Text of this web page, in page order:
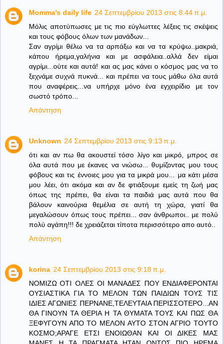
Momma's daily life 24 Σεπτεμβρίου 2013 στις 8:44 π.μ.
Μόλις αποτύπωσες με τις πιο εύγλωττες λέξεις τις σκέψεις
και τους φόβους όλων των μανάδων...
Σαν αγρίμι θέλω να τα αρπάξω και να τα κρύψω..μακριά,
κάπου ήρεμα,γαλήνια και με ασφάλεια..αλλά δεν είμαι
αγρίμι...ούτε και αυτά! και ας μας κάνει ο κόσμος μας να το
ξεχνάμε συχνά πυκνά... και πρέπει να τους μάθω όλα αυτά
που αναφέρεις...να υπήρχε μόνο ένα εγχειρίδιο με τον
σωστό τρόπο...
Απάντηση
Unknown 24 Σεπτεμβρίου 2013 στις 9:13 π.μ.
ότι και αν πω θα ακουστεί τόσο λίγο και μικρό, μπρος σε
όλα αυτά που με έκανες να νιώσω... θυμίζοντας μου τους
φόβους και τις έννοιες μου για τα μικρά μου... μα κάτι μέσα
μου λέει, ότι ακόμα και αν δε φτιάξουμε εμείς τη ζωή μας
όπως της πρέπει, θα είναι τα παιδιά μας αυτά που θα
βάλουν καινούρια θεμέλια σε αυτή τη χώρα, γιατί θα
μεγαλώσουν όπως τους πρέπει... σαν άνθρωποι.. με πολύ
πολύ αγάπη!!! δε χρειάζεται τίποτα περισσότερο απο αυτό..
Απάντηση
korina 24 Σεπτεμβρίου 2013 στις 9:18 π.μ.
ΝΟΜΙΖΩ ΟΤΙ ΟΛΕΣ ΟΙ ΜΑΝΑΔΕΣ ΠΟΥ ΕΝΔΙΑΦΕΡΟΝΤΑΙ
ΟΥΣΙΑΣΤΙΚΑ ΓΙΑ ΤΟ ΜΕΛΟΝ ΤΩΝ ΠΑΙΔΙΩΝ ΤΟΥΣ ΤΙΣ
ΙΔΙΕΣ ΑΓΩΝΙΕΣ ΠΕΡΝΑΝΕ,ΤΕΛΕΥΤΑΙΑ ΠΕΡΙΣΣΟΤΕΡΟ...ΑΝ
ΘΑ ΓΙΝΟΥΝ ΤΑ ΘΕΡΙΑ Η ΤΑ ΘΥΜΑΤΑ ΤΟΥΣ ΚΑΙ ΠΩΣ ΘΑ
ΞΕΦΥΓΟΥΝ ΑΠΟ ΤΟ ΜΕΛΟΝ ΑΥΤΟ ΣΤΟΝ ΑΓΡΙΟ ΤΟΥΤΟ
ΚΟΣΜΟ;ΑΡΑΓΕ ΕΤΣΙ ΕΝΟΙΩΘΑΝ ΚΑΙ ΟΙ ΔΙΚΕΣ ΜΑΣ